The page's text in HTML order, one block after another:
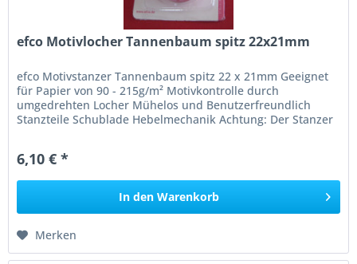
efco Motivlocher Tannenbaum spitz 22x21mm
efco Motivstanzer Tannenbaum spitz 22 x 21mm Geeignet
für Papier von 90 - 215g/m² Motivkontrolle durch
umgedrehten Locher Mühelos und Benutzerfreundlich
Stanzteile Schublade Hebelmechanik Achtung: Der Stanzer
6,10 € *
In den Warenkorb
Merken